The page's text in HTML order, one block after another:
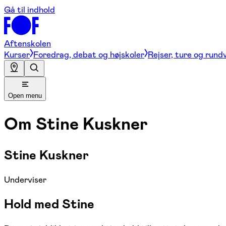
Gå til indhold
Aftenskolen
Kurser Foredrag, debat og højskoler Rejser, ture og
Open menu
Om Stine Kuskner
Stine Kuskner
Underviser
Hold med Stine